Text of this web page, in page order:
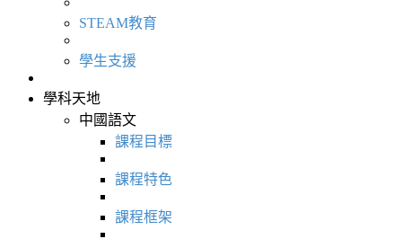
STEAM教育
學生支援
學科天地
中國語文
課程目標
課程特色
課程框架